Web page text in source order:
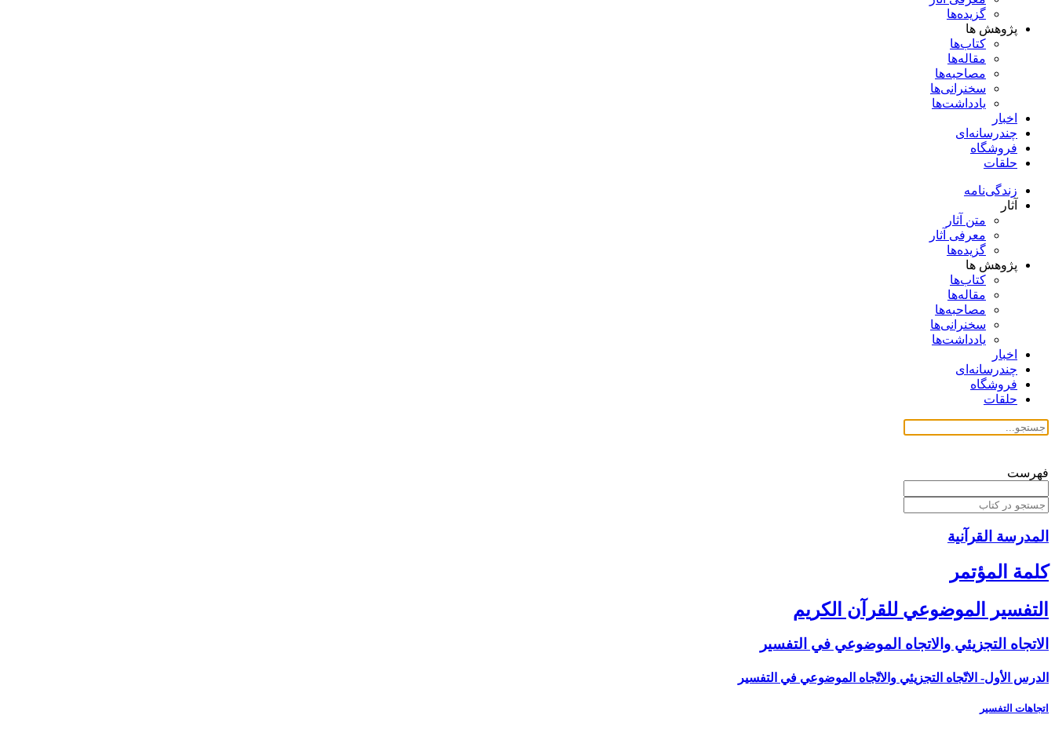
گزیده‌ها
پژوهش ها
کتاب‌ها
مقاله‌ها
مصاحبه‌ها
سخنرانی‌ها
یادداشت‌ها
اخبار
چندرسانه‌ای
فروشگاه
حلقات
زندگی‌نامه
آثار
متن آثار
معرفی آثار
گزیده‌ها
پژوهش ها
کتاب‌ها
مقاله‌ها
مصاحبه‌ها
سخنرانی‌ها
یادداشت‌ها
اخبار
چندرسانه‌ای
فروشگاه
حلقات
فهرست
المدرسة القرآنیة
كلمة المؤتمر
التفسير الموضوعي للقرآن الكريم
الاتجاه التجزيئي والاتجاه الموضوعي في التفسير
الدرس الأول- الاتّجاه التجزيئي والاتّجاه الموضوعي في التفسير
اتجاهات التفسير